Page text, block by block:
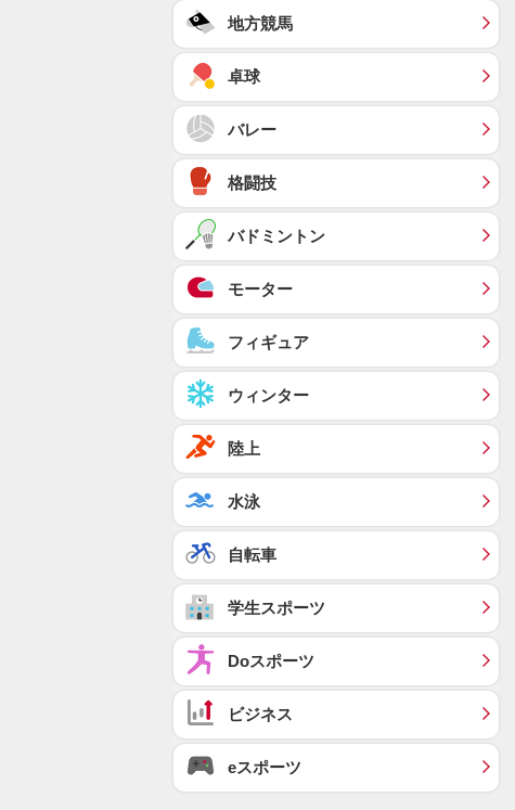
地方競馬
卓球
バレー
格闘技
バドミントン
モーター
フィギュア
ウィンター
陸上
水泳
自転車
学生スポーツ
Doスポーツ
ビジネス
eスポーツ